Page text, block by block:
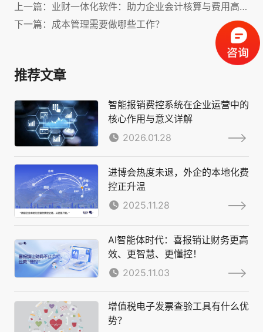
上一篇：业财一体化软件：助力企业会计核算与费用高效管理！
下一篇：成本管理需要做哪些工作？
推荐文章
智能报销费控系统在企业运营中的
核心作用与意义详解
2026.01.28
进博会热度未退，外企的本地化费
控正升温
2025.11.28
AI智能体时代：喜报销让财务更高
效、更智慧、更懂控！
2025.11.03
增值税电子发票查验工具有什么优
势？